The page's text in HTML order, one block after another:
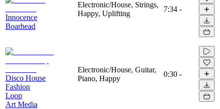
Innocence
Boarhead
Electronic/House, Strings,
Happy, Uplifting
7:34 -
Disco House
Fashion
Loop
Art Media
Electronic/House, Guitar,
Piano, Happy
0:30 -